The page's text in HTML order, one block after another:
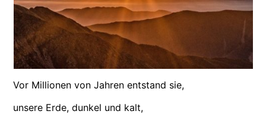
Vor Millionen von Jahren entstand sie,
unsere Erde, dunkel und kalt,